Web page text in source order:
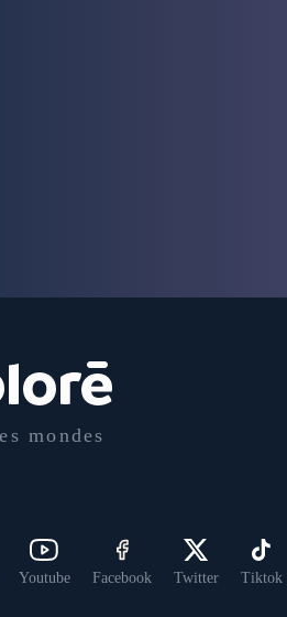
mondes
Youtube Facebook Twitter Tiktok